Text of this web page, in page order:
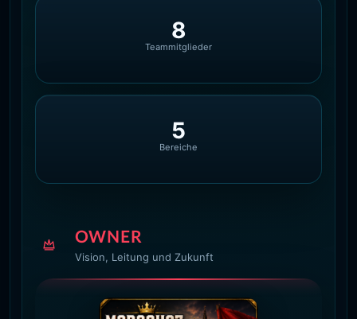
8
Teammitglieder
5
Bereiche
OWNER
Vision, Leitung und Zukunft